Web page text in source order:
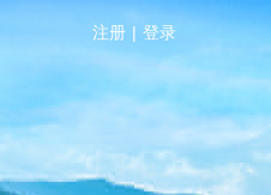
注册 | 登录